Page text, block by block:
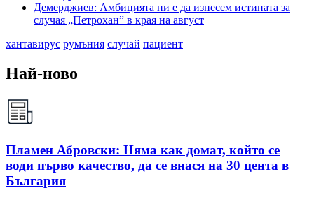
Демерджиев: Амбицията ни е да изнесем истината за
случая „Петрохан” в края на август
хантавирус румъния случай пациент
Най-ново
Пламен Абровски: Няма как домат, който се
води първо качество, да се внася на 30 цента в
България